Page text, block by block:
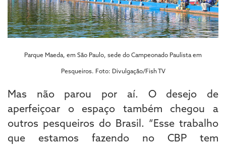
Parque Maeda, em São Paulo, sede do Campeonado Paulista em
Pesqueiros. Foto: Divulgação/Fish TV
Mas não parou por aí. O desejo de
aperfeiçoar o espaço também chegou a
outros pesqueiros do Brasil. “Esse trabalho
que estamos fazendo no CBP tem